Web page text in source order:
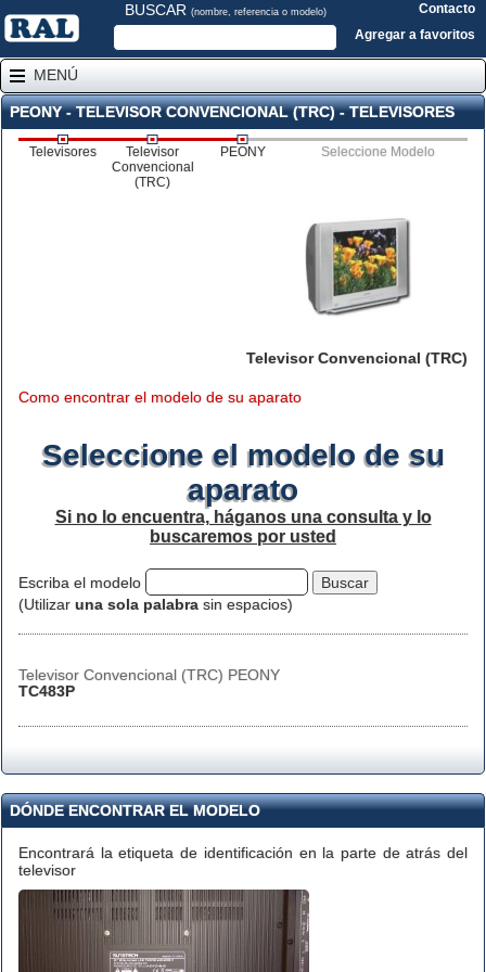
BUSCAR (nombre, referencia o modelo)
Contacto
Agregar a favoritos
MENÚ
PEONY - TELEVISOR CONVENCIONAL (TRC) - TELEVISORES
Televisores
Televisor
Convencional
(TRC)
PEONY Seleccione Modelo
Televisor Convencional (TRC)
Como encontrar el modelo de su aparato
Seleccione el modelo de su
aparato
Si no lo encuentra, háganos una consulta y lo
buscaremos por usted
Escriba el modelo
(Utilizar una sola palabra sin espacios)
Televisor Convencional (TRC) PEONY
TC483P
DÓNDE ENCONTRAR EL MODELO
Encontrará la etiqueta de identificación en la parte de atrás del
televisor